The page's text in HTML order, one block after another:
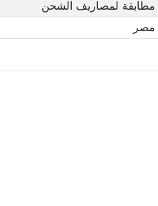
مطابقة لمصاريف الشحن
مصر